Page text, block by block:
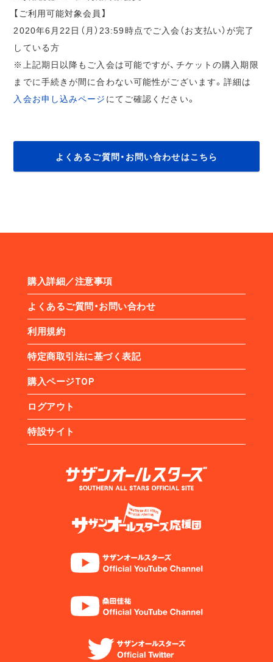
【ご利用可能対象会員】
2020年6月22日（月）23:59時点でご入会（お支払い）が完了
している方
※上記期日以降もご入会は可能ですが、チケットの購入期限
までに手続きが間に合わない可能性がございます。詳細は
入会お申し込みページ にてご確認ください。
よくあるご質問・お問い合わせはこちら
購入詳細／注意事項
よくあるご質問・お問い合わせ
利用規約
特定商取引法に基づく表記
購入ページTOP
ログアウト
特設サイト